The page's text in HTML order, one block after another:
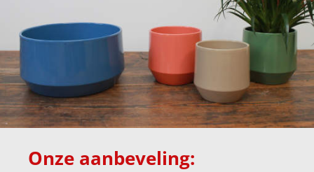
Onze aanbeveling: